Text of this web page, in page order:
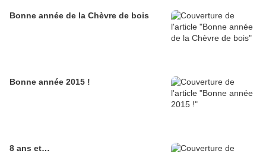
Bonne année de la Chèvre de bois
Bonne année 2015 !
8 ans et…